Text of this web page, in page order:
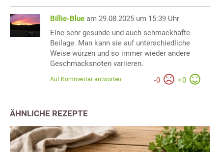
Billie-Blue am 29.08.2025 um 15:39 Uhr
Eine sehr gesunde und auch schmackhafte
Beilage. Man kann sie auf unterschiedliche
Weise würzen und so immer wieder andere
Geschmacksnoten variieren.
-0 +0
Auf Kommentar antworten
ÄHNLICHE REZEPTE